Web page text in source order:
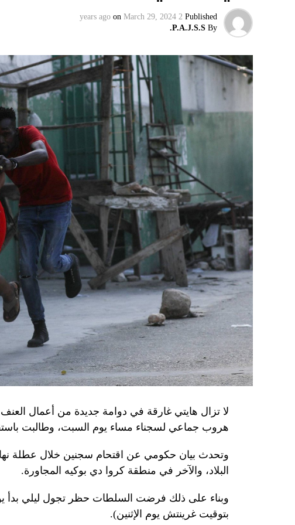
إقليميّاً، أعلن الجيش البيلاروسي أنّه بدأ مناورة
بإعلان موسكو عن مناورات نووية وستكون «متزامنة»
مينسك ستشمل على وجه الخصوص، أنظمة «إسكندر»
في السياق، أشار رئيس أركان القوات المسلّحة
إطار هذا الحدث، تمّت إعادة نشر جزء من القوات
«فور إنجاز عملية الانتشار هذه، سنستعرض المسائل
غير الاستراتيجية».
وفي أوكرانيا، فكّكت أجهزة الأمن شبكة من العملاء
يعدّون لاغتيال الرئيس الأوكراني» فولوديمير
الاستخبارات العسكرية كيريلو بودانوف، بناءً على
ضابطَي أمن، مشيرةً إلى أن المشتبه فيهما اللذَين
الأوكراني الذي يتولّى أمن المسؤولين الحكوميين.
وذكرت الأجهزة أن هذه الشبكة كانت «تحت إشراف»
المسؤولَين «نقلا معلومات سرّية» إلى روسيا، مؤكدةً
جهاز أمن» زيلينسكي بهدف «احتجازه كرهينة وقتله».
هذه الشبكة حصل على مسيّرات ومتفجّرات.
من جهة أخرى، انتقد الرئيس الصيني شي جينبينغ في
إلى العاصمة بلغراد، حلف «الناتو»، على خلفية قصفه
1999، محذّراً من أن بكين «لن تسمح قط بتكرار حدث تاريخي مأسوي كهذا».
واصطحب الرئيس الفرنسي إيمانويل ماكرون شي إلى
من زيارة دولة من شأنها أن تسمح بحوار مباشر عن
ووصل الزعيمان برفقة زوجتيهما بُعيد الظهر إلى
متراً.
وقصد ماكرون مطعماً جبليّاً يقع على ارتفاع كبير، حيث
ماكرون هناك هدايا لنظيره من بطانيات صوف من جبال
Published
2 years ago
on March 29, 2024
By
P.A.J.S.S.
لا تزال هايتي غارقة في دوامة جديدة من أعمال
هروب جماعي لسجناء مساء يوم السبت، وطالبت
وتحدث بيان حكومي عن اقتحام سجنين خلال عطلة
البلاد، والآخر في منطقة كروا دي بوكيه المجاورة.
بتوقيت غرينتش يوم الإثنين).